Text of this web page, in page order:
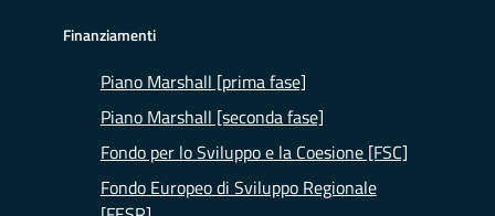
Finanziamenti
Piano Marshall [prima fase]
Piano Marshall [seconda fase]
Fondo per lo Sviluppo e la Coesione [FSC]
Fondo Europeo di Sviluppo Regionale